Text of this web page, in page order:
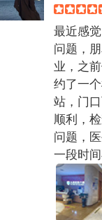
最近感
问题，
业，之
约了一
站，门
顺利，
问题，
一段时间